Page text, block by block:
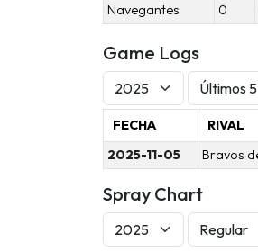
Navegantes
0
Game Logs
FECHA RIVAL
2025-11-05
Bravos
Spray Chart